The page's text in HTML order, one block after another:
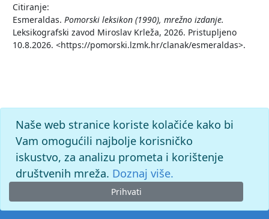
Citiranje:
Esmeraldas. Pomorski leksikon (1990), mrežno izdanje.
Leksikografski zavod Miroslav Krleža, 2026. Pristupljeno
10.8.2026. <https://pomorski.lzmk.hr/clanak/esmeraldas>.
Naše web stranice koriste kolačiće kako bi
Vam omogućili najbolje korisničko
iskustvo, za analizu prometa i korištenje
društvenih mreža. Doznaj više.
Prihvati
© 2026. -Leksikografski zavodMiroslav Krleža